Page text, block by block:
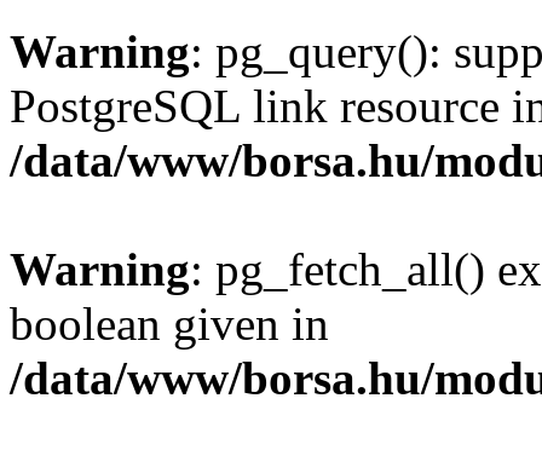
Warning: pg_query():
PostgreSQL link resource
/data/www/borsa.hu/
Warning: pg_fetch_all()
boolean given in
/data/www/borsa.hu/